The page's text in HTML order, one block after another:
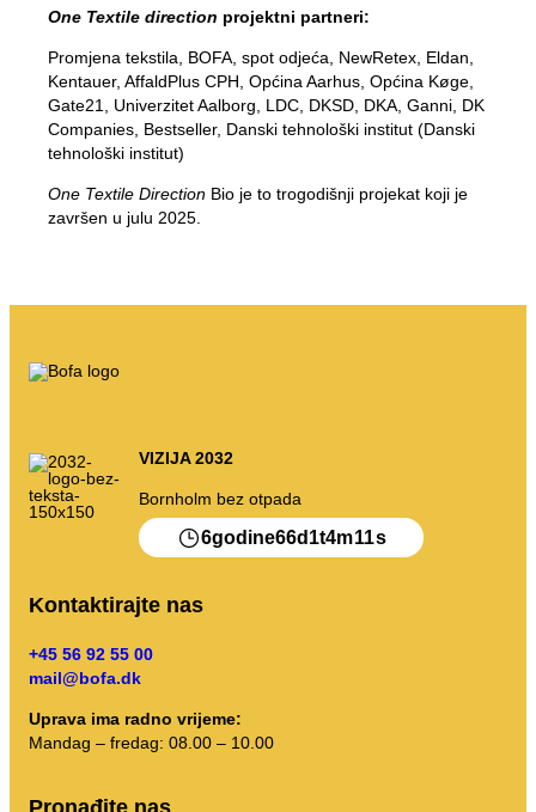
Link na BRK zemljišne propise
AT navođenje
Propisi o otpadu
Samoposluživanje
Pražnjenje kalendara itd.
Uputstva za sortiranje
One Textile direction projektni partneri:
Promjena tekstila, BOFA, spot odjeća, NewRetex, Eldan,
Kentauer, AffaldPlus CPH, Općina Aarhus, Općina Køge,
Gate21, Univerzitet Aalborg, LDC, DKSD, DKA, Ganni, DK
Companies, Bestseller, Danski tehnološki institut (Danski
tehnološki institut)
One Textile Direction Bio je to trogodišnji projekat koji je
završen u julu 2025.
VIZIJA 2032
Bornholm bez otpada
6godine66d 1t4m11s
Kontaktirajte nas
+45 56 92 55 00
mail@bofa.dk
Uprava ima radno vrijeme:
Mandag – fredag: 08.00 – 10.00